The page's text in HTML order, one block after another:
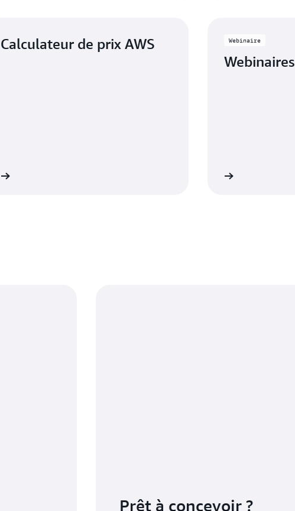
Calculateur de prix AWS Webinaire
Webinaires
Prêt à concevoir ?